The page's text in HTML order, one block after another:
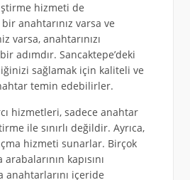
hizmeti de
anahtarınız varsa ve
varsa, anahtarınızı
adımdır. Sancaktepe’deki
sağlamak için kaliteli ve
temin edebilirler.
hizmetleri, sadece anahtar
ile sınırlı değildir. Ayrıca,
hizmeti sunarlar. Birçok
kapısını
içeride